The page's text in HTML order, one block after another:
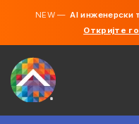
NEW —AI инженерски
Откријте